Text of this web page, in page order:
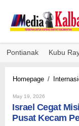
content
Pontianak Kubu
Homepage /
May 19, 2026
Israel Cegat
Pusat Kecam